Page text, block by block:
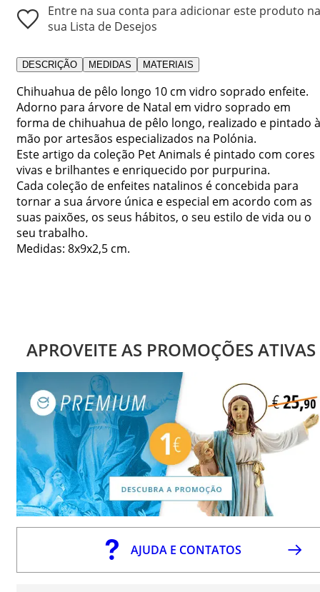
Entre na sua conta para adicionar este produto na
sua Lista de Desejos
DESCRIÇÃO MEDIDAS MATERIAIS
Chihuahua de pêlo longo 10 cm vidro soprado enfeite.
Adorno para árvore de Natal em vidro soprado em
forma de chihuahua de pêlo longo, realizado e pintado à
mão por artesãos especializados na Polónia.
Este artigo da coleção Pet Animals é pintado com cores
vivas e brilhantes e enriquecido por purpurina.
Cada coleção de enfeites natalinos é concebida para
tornar a sua árvore única e especial em acordo com as
suas paixões, os seus hábitos, o seu estilo de vida ou o
seu trabalho.
Medidas: 8x9x2,5 cm.
APROVEITE AS PROMOÇÕES ATIVAS
AJUDA E CONTATOS